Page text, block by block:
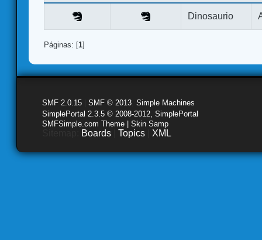
Dinosaurio
Páginas: [1]
SMF 2.0.15 SMF © 2013 Simple Machines
SimplePortal 2.3.5 © 2008-2012, SimplePortal
SMFSimple.com Theme | Skin Samp
Boards Topics XML